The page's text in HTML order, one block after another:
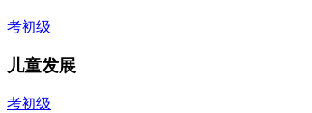
考初级
儿童发展
考初级